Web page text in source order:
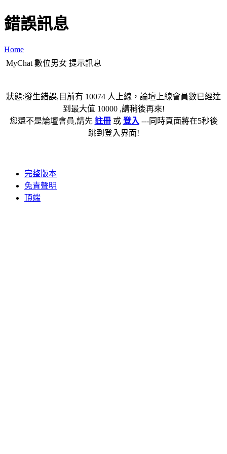
錯誤訊息
Home
MyChat 數位男女 提示訊息
狀態:發生錯誤,目前有 10074 人上線，論壇上線會員數已經達
到最大值 10000 ,請稍後再來!
您還不是論壇會員,請先 註冊或 登入 ---同時頁面將在5秒後
跳到登入界面!
完整版本
免責聲明
頂端